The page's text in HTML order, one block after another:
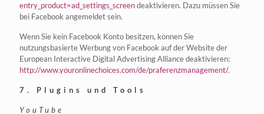
entry_product=ad_settings_screendeaktivieren. Dazu müssen Sie
bei Facebook angemeldet sein.
Wenn Sie kein Facebook Konto besitzen, können Sie
nutzungsbasierte Werbung von Facebook auf der Website der
European Interactive Digital Advertising Alliance deaktivieren:
http://www.youronlinechoices.com/de/praferenzmanagement/.
7. Plugins und Tools
YouTube